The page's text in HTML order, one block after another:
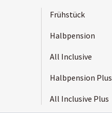
Frühstück
Halbpension
All Inclusive
Halbpension Plus
All Inclusive Plus